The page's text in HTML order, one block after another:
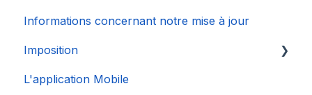
Connexion de Compte
Informations concernant notre mise à jour
Imposition
DAC 7
L'application Mobile